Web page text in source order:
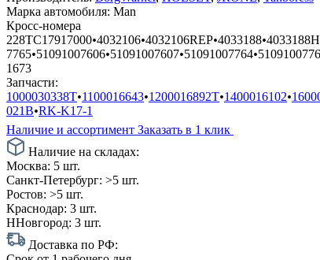
Марка автомобиля: Man
Кросс-номера
228TC17917000•4032106•4032106REP•4033188•4033188H
7765•51091007606•51091007607•51091007764•
1673
Запчасти:
1000030338T•1100016643•1200016892T•1400016102•
021B•RK-K17-1
Наличие и ассортимент Заказать в 1 клик
Наличие на складах:
Москва: 5 шт.
Санкт-Петербург: >5 шт.
Ростов: >5 шт.
Краснодар: 3 шт.
ННовгород: 3 шт.
Доставка по РФ: